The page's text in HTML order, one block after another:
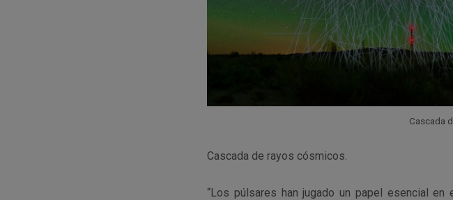
Cascada
Cascada de rayos cósmicos.
“Los púlsares han jugado un papel esencial